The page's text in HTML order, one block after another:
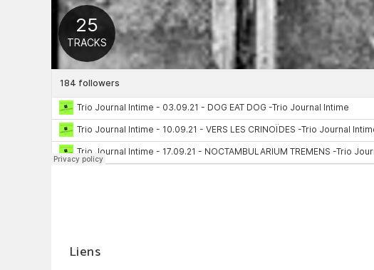
Liens